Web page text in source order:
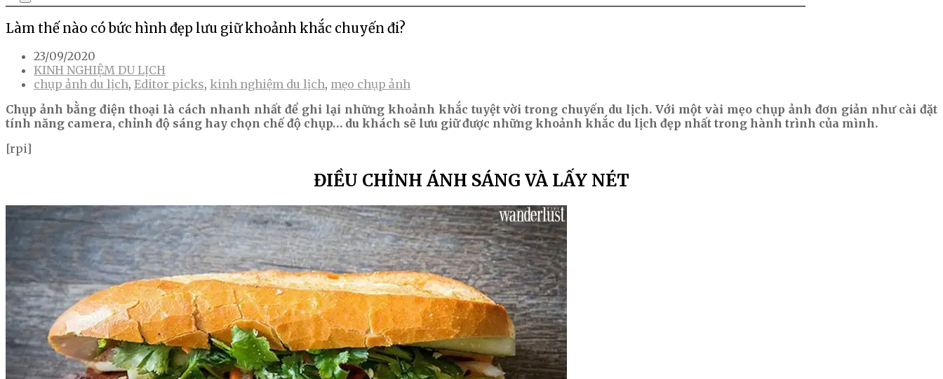
Làm thế nào có bức hình đẹp lưu giữ khoảnh khắc chuyến đi?
23/09/2020
KINH NGHIỆM DU LỊCH
chụp ảnh du lịch, Editor picks, kinh nghiệm du lịch, mẹo chụp ảnh
Chụp ảnh bằng điện thoại là cách nhanh nhất để ghi lại những khoảnh khắc tuyệt vời trong chuyến du lịch. Với một vài mẹo chụp ảnh đơn giản như cài đặt
tính năng camera, chỉnh độ sáng hay chọn chế độ chụp… du khách sẽ lưu giữ được những khoảnh khắc du lịch đẹp nhất trong hành trình của mình.
[rpi]
ĐIỀU CHỈNH ÁNH SÁNG VÀ LẤY NÉT